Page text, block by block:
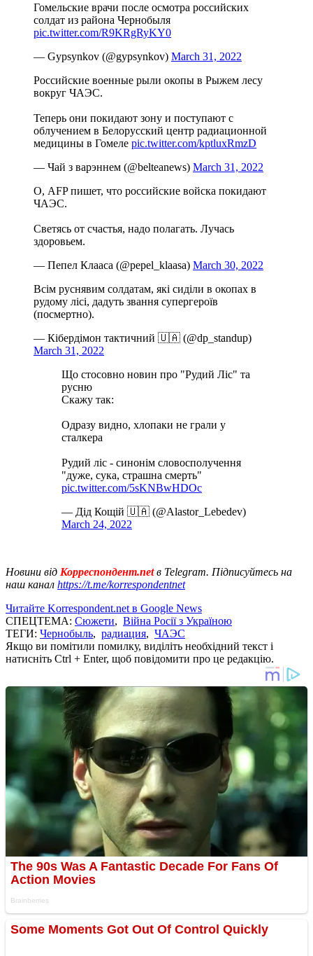
Гомельские врачи после осмотра российских
солдат из района Чернобыля
pic.twitter.com/R9KRgRyKY0
— Gypsуnkov (@gypsynkov) March 31, 2022
Российские военные рыли окопы в Рыжем лесу
вокруг ЧАЭС.
Теперь они покидают зону и поступают с
облучением в Белорусский центр радиационной
медицины в Гомеле pic.twitter.com/kptluxRmzD
— Чай з варэннем (@belteanews) March 31, 2022
О, AFP пишет, что российские войска покидают
ЧАЭС.
Светясь от счастья, надо полагать. Лучась
здоровьем.
— Пепел Клааса (@pepel_klaasa) March 30, 2022
Всім руснявим солдатам, які сиділи в окопах в
рудому лісі, дадуть звання супергероїв
(посмертно).
— Кібердімон тактичний 🇺🇦 (@dp_standup)
March 31, 2022
Що стосовно новин про "Рудий Ліс" та
русню
Скажу так:
Одразу видно, хлопаки не грали у
сталкера
Рудий ліс - синонім словосполучення
"дуже, сука, страшна смерть"
pic.twitter.com/5sKNBwHDOc
— Дід Кощій 🇺🇦 (@Alastor_Lebedev)
March 24, 2022
Новини від Корреспондент.netв Telegram. Підписуйтесь на
наш канал https://t.me/korrespondentnet
Читайте Korrespondent.net в Google News
СПЕЦТЕМА: Сюжети, Війна Росії з Україною
ТЕГИ: Чернобыль, радиация, ЧАЭС
Якщо ви помітили помилку, виділіть необхідний текст і
натисніть Ctrl + Enter, щоб повідомити про це редакцію.